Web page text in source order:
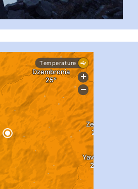
...
pimrec_project